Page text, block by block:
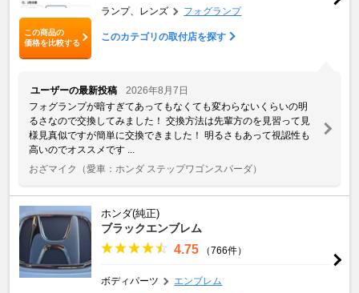
この商品の
価格を比較する
ランプ、レンズ フォグランプ
このカテゴリの取付店を探す
ユーザーの最新投稿
2026年8月7日
フォグランプが暗すぎてあってもなくても変わらないくらいの明
るさなので交換してみました！ 交換方法は先輩方のを見習って見
様見真似ですが簡単に交換できました！ 明るさもあって視認性も
高いのでオススメです ...
おざマイク
（愛車：ホンダ ステップワゴンスパーダ）
ホンダ(純正)
ブラックエンブレム
4.75 （766件）
ボディパーツ エンブレム